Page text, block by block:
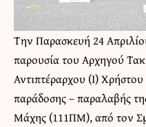
Την Παρασκευή 24
παρουσία του Αρχηγού
Αντιπτέραρχου (Ι)
παράδοσης – παραλαβής
Μάχης (111ΠΜ), από τον